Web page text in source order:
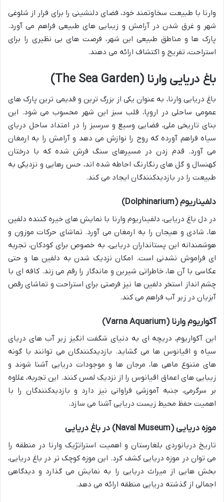
وارنا با طبیعت سخاوتمند خود، فضای دلنشینی را برای فرار از شلوغی
شهر و غرق شدن در آرامش و زیبایی های طبیعی فراهم می آورد.
پارک ها و مناطق طبیعی این شهر، فرصت های بی نظیری را برای
استراحت، تفریح و اکتشاف ارائه می دهند.
باغ دریایی وارنا (The Sea Garden)
باغ دریایی وارنا، به عنوان یکی از بزرگ ترین و قدیمی ترین پارک های
عمومی ساحلی در اروپا، قلب سبز این شهر محسوب می شود. این
بنای تاریخی ملی، فضایی وسیع و سرسبز را در امتداد ساحل دریای
سیاه فراهم آورده که روح را نوازش می دهد و آرامش را به ارمغان
می آورد. قدم زدن در مسیرهای سنگ فرش شده که با درختان
کهنسال و گل های رنگارنگ احاطه شده اند، حس رهایی و نزدیکی به
طبیعت را در بازدیدکنندگان ایجاد می کند.
دلفیناریوم (Dolphinarium)
در دل باغ دریایی، دلفیناریوم وارنا با نمایش های خیره کننده دلفین
ها، شادی و هیجان را به ارمغان می آورد. تماشای حرکات موزون و
هوشمندانه این پستانداران دریایی، به خصوص برای کودکان، تجربه
ای فراموش نشدنی است. امکان نزدیک شدن به دلفین ها و حتی
عکاسی با آن ها، خاطراتی شیرین و ماندگار را رقم می زند. کافه ای با
چشم انداز استخر دلفین ها نیز فرصتی برای استراحت و تماشای رقص
آبزیان در زیر آب فراهم می کند.
آکواریوم وارنا (Varna Aquarium)
این آکواریوم، دریچه ای به دنیای شگفت انگیز زیر آب های دریای
سیاه و اقیانوس ها می گشاید. بازدیدکنندگان می توانند با گونه
های متنوع ماهی ها، مرجان ها و موجودات دریایی آشنا شوند و
زیبایی های اعماق اقیانوس را از نزدیک لمس کنند. این تجربه، علاوه
بر سرگرمی، جنبه آموزشی فراوانی نیز دارد و بازدیدکنندگان را با
اهمیت حفظ محیط زیست دریایی آشنا می سازد.
موزه دریایی (Naval Museum) در باغ دریایی
تاریخ دریانوردی بلغارستان و اهمیت استراتژیک وارنا در منطقه را
می توان در موزه دریایی کشف کرد. این موزه کوچک تر در باغ دریایی،
بخش هایی از میراث دریایی را به نمایش می گذارد و دیدگاهی
اجمالی از گذشته دریایی منطقه ارائه می دهد.